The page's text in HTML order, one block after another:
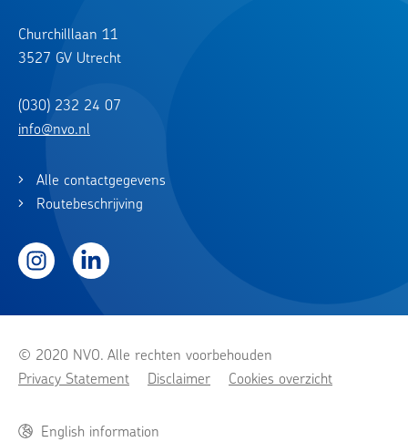
Churchilllaan 11
3527 GV Utrecht
(030) 232 24 07
info@nvo.nl
Alle contactgegevens
Routebeschrijving
InstagramLinkedIn
© 2020 NVO. Alle rechten voorbehouden
Privacy Statement
Disclaimer Cookies overzicht
English information